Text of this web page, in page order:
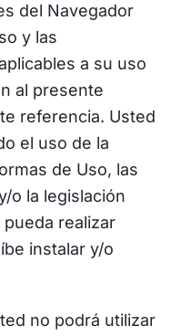
del Navegador
y las
a su uso
al presente
referencia. Usted
el uso de la
de Uso, las
o la legislación
realizar
instalar y/o
no podrá utilizar